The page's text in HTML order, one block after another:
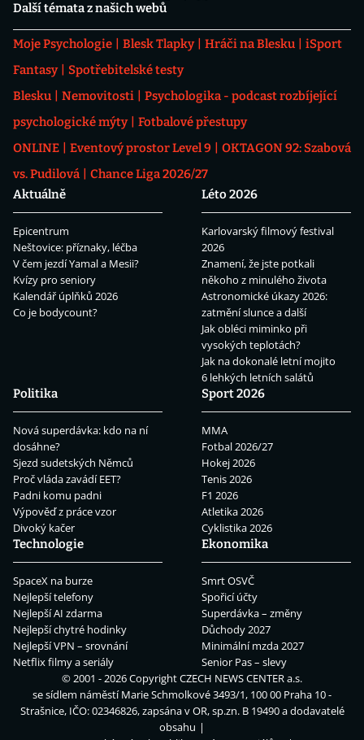
Další témata z našich webů
Moje Psychologie Blesk Tlapky Hráči na Blesku
iSport
Fantasy
Spotřebitelské testy
Blesku
Nemovitosti
Psychologika - podcast rozbíjející
psychologické mýty
Fotbalové přestupy
ONLINE
Eventový prostor Level 9
OKTAGON 92: Szabová
vs. Pudilová
Chance Liga 2026/27
Aktuálně
Epicentrum
Neštovice: příznaky, léčba
V čem jezdí Yamal a Mesii?
Kvízy pro seniory
Kalendář úplňků 2026
Co je bodycount?
Léto 2026
Karlovarský filmový festival
2026
Znamení, že jste potkali
někoho z minulého života
Astronomické úkazy 2026:
zatmění slunce a další
Jak obléci miminko při
vysokých teplotách?
Jak na dokonalé letní mojito
6 lehkých letních salátů
Politika
Nová superdávka: kdo na ní
dosáhne?
Sjezd sudetských Němců
Proč vláda zavádí EET?
Padni komu padni
Výpověď z práce vzor
Divoký kačer
Sport 2026
MMA
Fotbal 2026/27
Hokej 2026
Tenis 2026
F1 2026
Atletika 2026
Cyklistika 2026
Technologie
SpaceX na burze
Nejlepší telefony
Nejlepší AI zdarma
Nejlepší chytré hodinky
Nejlepší VPN – srovnání
Netflix filmy a seriály
Ekonomika
Smrt OSVČ
Spořicí účty
Superdávka – změny
Důchody 2027
Minimální mzda 2027
Senior Pas – slevy
© 2001 - 2026 CopyrightCZECH NEWS CENTER a.s.
se sídlem náměstí Marie Schmolkové 3493/1, 100 00 Praha 10 -
Strašnice, IČO: 02346826, zapsána v OR, sp.zn. B 19490 a dodavatelé
obsahu